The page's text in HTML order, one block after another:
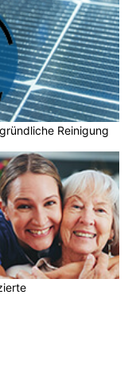
Reinigung